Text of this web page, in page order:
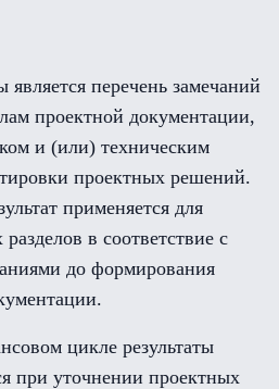
является перечень замечаний
проектной документации,
и (или) техническим
проектных решений.
применяется для
в соответствие с
до формирования
цикле результаты
при уточнении проектных